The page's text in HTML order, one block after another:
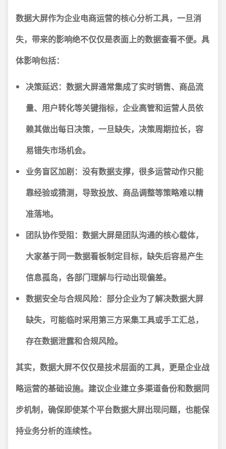
数据大屏作为企业电商运营的核心分析工具，一旦消
失，带来的影响绝不仅仅是表面上的数据查看不便。具
体影响包括：
决策延迟： 数据大屏通常集成了实时销售、商品流
量、用户转化等关键指标，企业高管和运营人员依
赖其做出每日决策，一旦缺失，决策周期拉长，容
易错失市场机会。
业务盲区加剧： 没有数据支撑，很多运营动作只能
靠经验或猜测，导致投放、商品调整等策略难以精
准落地。
团队协作受阻： 数据大屏是团队沟通的核心载体，
大家基于同一数据看板制定目标，缺失后容易产生
信息孤岛，各部门理解与行动出现偏差。
数据安全与合规风险： 部分企业为了解决数据大屏
缺失，可能临时采用第三方采集工具或手工汇总，
存在数据泄露和合规风险。
其实，数据大屏不仅仅是技术层面的工具，更是企业战
略运营的基础设施。建议企业建立多渠道备份和数据同
步机制，确保即使某个平台数据大屏出现问题，也能保
持业务分析的连续性。